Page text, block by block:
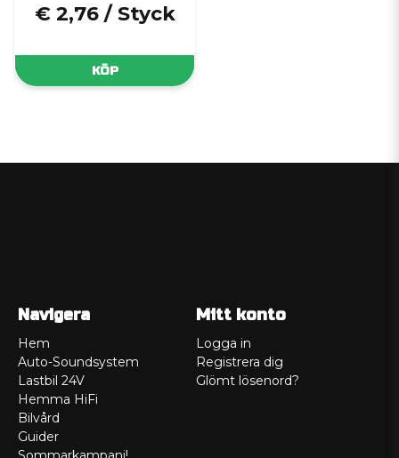
€ 2,76 / Styck
KÖP
Navigera
Hem
Auto-Soundsystem
Lastbil 24V
Hemma HiFi
Bilvård
Guider
Mitt konto
Logga in
Registrera dig
Glömt lösenord?